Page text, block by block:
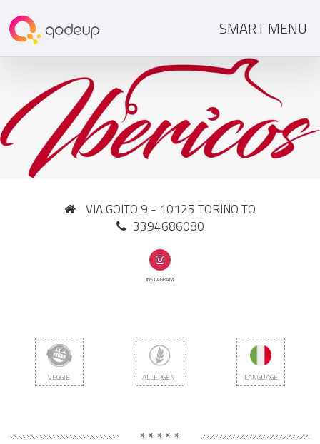
SMART MENU
VIA GOITO 9 - 10125 TORINO TO
3394686080
INSTAGRAM
VEGGIE ALLERGENI LANGUAGE
* * * * *